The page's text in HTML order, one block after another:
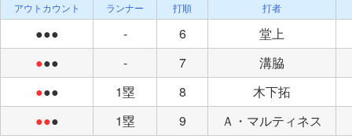
アウトカウント ランナー 打順 打者
●●● - 6
堂上
●●● - 7
溝脇
●●● 1塁 8
木下拓
●●● 1塁 9 Ａ・マルティネス